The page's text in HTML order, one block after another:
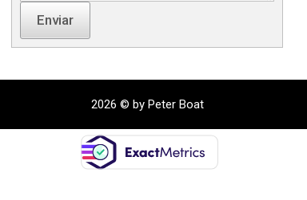
Enviar
2026 © by Peter Boat